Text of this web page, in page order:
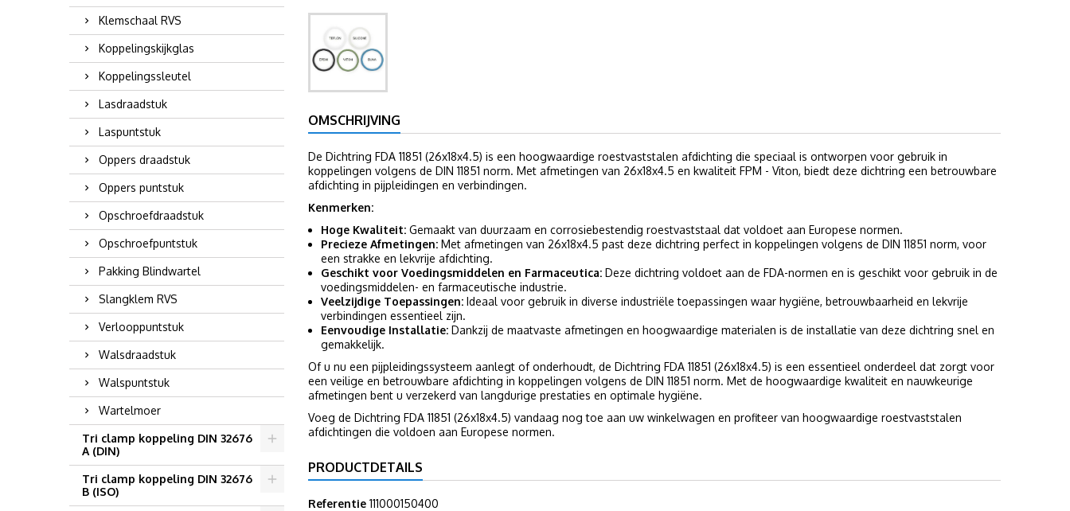
Klemschaal RVS
Koppelingskijkglas
Koppelingssleutel
Lasdraadstuk
Laspuntstuk
Oppers draadstuk
Oppers puntstuk
Opschroefdraadstuk
Opschroefpuntstuk
Pakking Blindwartel
Slangklem RVS
Verlooppuntstuk
Walsdraadstuk
Walspuntstuk
Wartelmoer
Tri clamp koppeling DIN 32676
A (DIN)
Tri clamp koppeling DIN 32676
B (ISO)
OMSCHRIJVING
De Dichtring FDA 11851 (26x18x4.5) is een hoogwaardige roestvaststalen afdichting die speciaal is ontworpen voor gebruik in
koppelingen volgens de DIN 11851 norm. Met afmetingen van 26x18x4.5 en kwaliteit FPM - Viton, biedt deze dichtring een betrouwbare
afdichting in pijpleidingen en verbindingen.
Kenmerken:
Hoge Kwaliteit: Gemaakt van duurzaam en corrosiebestendig roestvaststaal dat voldoet aan Europese normen.
Precieze Afmetingen: Met afmetingen van 26x18x4.5 past deze dichtring perfect in koppelingen volgens de DIN 11851 norm, voor
een strakke en lekvrije afdichting.
Geschikt voor Voedingsmiddelen en Farmaceutica: Deze dichtring voldoet aan de FDA-normen en is geschikt voor gebruik in de
voedingsmiddelen- en farmaceutische industrie.
Veelzijdige Toepassingen: Ideaal voor gebruik in diverse industriële toepassingen waar hygiëne, betrouwbaarheid en lekvrije
verbindingen essentieel zijn.
Eenvoudige Installatie: Dankzij de maatvaste afmetingen en hoogwaardige materialen is de installatie van deze dichtring snel en
gemakkelijk.
Of u nu een pijpleidingssysteem aanlegt of onderhoudt, de Dichtring FDA 11851 (26x18x4.5) is een essentieel onderdeel dat zorgt voor
een veilige en betrouwbare afdichting in koppelingen volgens de DIN 11851 norm. Met de hoogwaardige kwaliteit en nauwkeurige
afmetingen bent u verzekerd van langdurige prestaties en optimale hygiëne.
Voeg de Dichtring FDA 11851 (26x18x4.5) vandaag nog toe aan uw winkelwagen en profiteer van hoogwaardige roestvaststalen
afdichtingen die voldoen aan Europese normen.
PRODUCTDETAILS
Referentie 111000150400